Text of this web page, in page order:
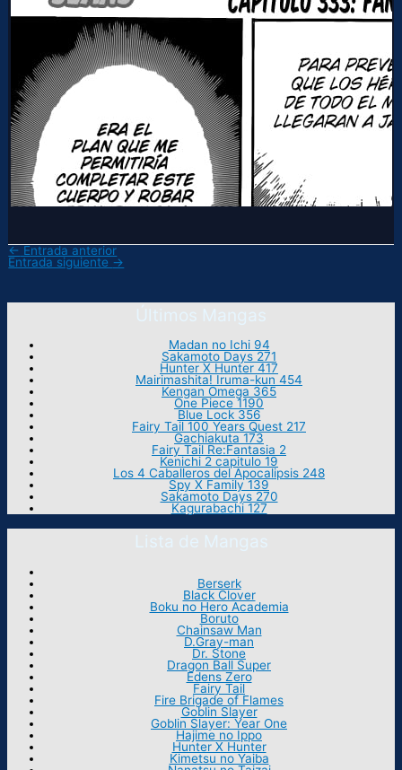
← Entrada anterior
Entrada siguiente →
Últimos Mangas
Madan no Ichi 94
Sakamoto Days 271
Hunter X Hunter 417
Mairimashita! Iruma-kun 454
Kengan Omega 365
One Piece 1190
Blue Lock 356
Fairy Tail 100 Years Quest 217
Gachiakuta 173
Fairy Tail Re:Fantasia 2
Kenichi 2 capitulo 19
Los 4 Caballeros del Apocalipsis 248
Spy X Family 139
Sakamoto Days 270
Kagurabachi 127
Lista de Mangas
Berserk
Black Clover
Boku no Hero Academia
Boruto
Chainsaw Man
D.Gray-man
Dr. Stone
Dragon Ball Super
Edens Zero
Fairy Tail
Fire Brigade of Flames
Goblin Slayer
Goblin Slayer: Year One
Hajime no Ippo
Hunter X Hunter
Kimetsu no Yaiba